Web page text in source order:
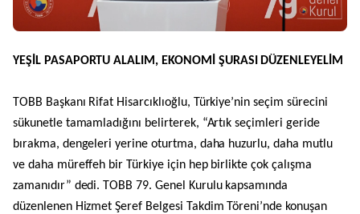
YEŞ İL PASAPORTU ALALIM, EKONOM İ ŞURASI DÜZENLEYEL İM
TOBB Başkanı Rifat Hisarcıklıoğlu, Türkiye’nin seçim sürecini
sükunetle tamamladığını belirterek, “Artık seçimleri geride
bırakma, dengeleri yerine oturtma, daha huzurlu, daha mutlu
ve daha müreffeh bir Türkiye için hep birlikte çok çalışma
zamanıdır” dedi. TOBB 79. Genel Kurulu kapsamında
düzenlenen Hizmet Şeref Belgesi Takdim Töreni’nde konuşan